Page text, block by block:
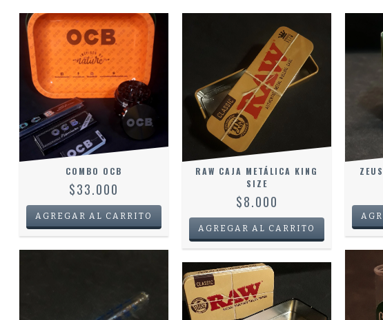
COMBO OCB
$33.000
RAW CAJA METÁLICA KING
SIZE
$8.000